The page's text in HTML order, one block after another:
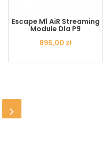
Escape M1 AiR Streaming
Module Dla P9
Cena
895,00 zł